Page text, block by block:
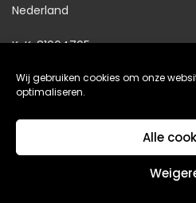
Wij gebruiken cookies om onze
optimaliseren.
Alle
Nederland
KvK: 81064705
De waardering van
WebwinkelKeur Reviewsis